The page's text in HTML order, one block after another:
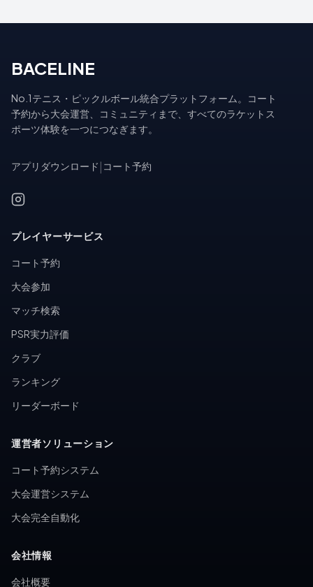
BACELINE
No.1テニス・ピックルボール統合プラットフォーム。コート
予約から大会運営、コミュニティまで、すべてのラケットス
ポーツ体験を一つにつなぎます。
アプリダウンロード コート予約
プレイヤーサービス
コート予約
大会参加
マッチ検索
PSR実力評価
クラブ
ランキング
リーダーボード
運営者ソリューション
コート予約システム
大会運営システム
大会完全自動化
会社情報
会社概要